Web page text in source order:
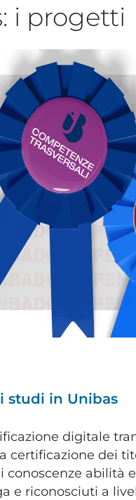
i progetti
studi in Unibas
digitale
certificazione dei
abilità
e riconosciuti a